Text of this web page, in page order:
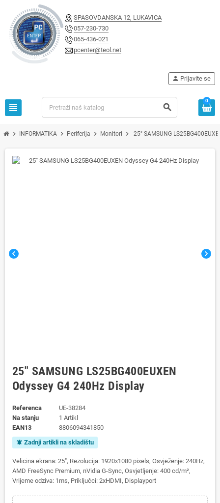
SPASOVDANSKA 12, LUKAVICA
057-230-730
065-436-021
pcenter@teol.net
view_headline search
person Prijavite se
0
chevron_right INFORMATIKA chevron_right Periferija chevron_right Monitori chevron_right 25" SAMSUNG
chevron_left chevron_right
25" SAMSUNG LS25BG400EUXEN
Odyssey G4 240Hz Display
Referenca
UE-38284
Na stanju
1 Artikl
EAN13
8806094341850
notifications_active Zadnji artikli na skladištu
Velicina ekrana: 25", Rezolucija: 1920x1080 pixels, Osvježenje: 240Hz,
AMD FreeSync Premium, nVidia G-Sync, Osvjetljenje: 400 cd/m²,
Vrijeme odziva: 1ms, Priključci: 2xHDMI, Displayport